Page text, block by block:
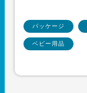
パッケージ
ベビー用品